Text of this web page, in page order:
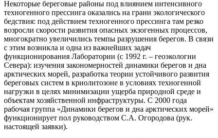
Некоторые береговые районы под влиянием интенсивного
техногенного прессинга оказались на грани экологического
бедствия: под действием техногенного прессинга там резко
возросли скорости развития опасных экзогенных процессов,
многократно увеличились темпы разрушения берегов. В связи
с этим возникла и одна из важнейших задач
функционирования Лаборатории (с 1992 г. – геоэкологии
Севера): изучения закономерностей динамики берегов и дна
арктических морей, разработка теории устойчивого развития
береговых систем в криолитозоне в условиях техногенной
нагрузки в целях минимизации ущерба природной среде и
объектам хозяйственной инфраструктуры. С 2000 года
рабочая группа «Динамики берегов и дна арктических морей»
функционирует пол руководством С.А. Огородова (рук.
настоящей заявки).